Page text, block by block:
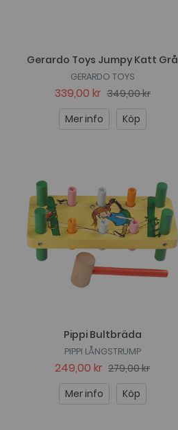
Gerardo Toys Jumpy Katt Grå
GERARDO TOYS
339,00 kr 349,00 kr
Mer info
Köp
Pippi Bultbräda
PIPPI LÅNGSTRUMP
249,00 kr 279,00 kr
Mer info
Köp